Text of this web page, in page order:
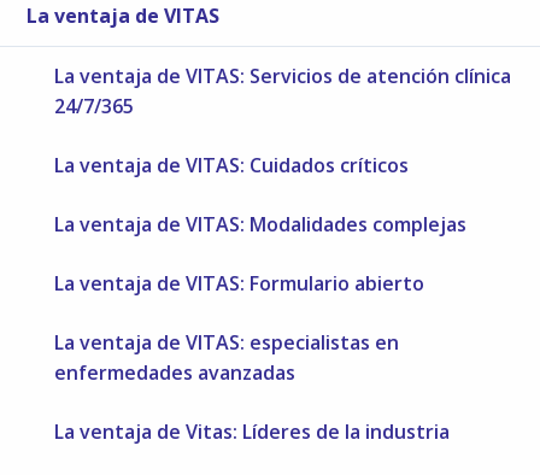
La ventaja de VITAS
La ventaja de VITAS: Servicios de atención clínica
24/7/365
La ventaja de VITAS: Cuidados críticos
La ventaja de VITAS: Modalidades complejas
La ventaja de VITAS: Formulario abierto
La ventaja de VITAS: especialistas en
enfermedades avanzadas
La ventaja de Vitas: Líderes de la industria